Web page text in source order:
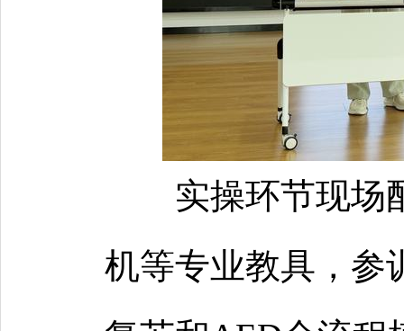
实操环节现场
机等专业教具，参